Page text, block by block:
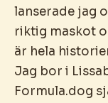
lanserade jag
riktig maskot
är hela
Jag bor i
Formula.dog